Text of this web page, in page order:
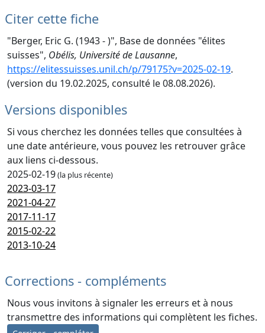
Citer cette fiche
"Berger, Eric G. (1943 - )", Base de données "élites
suisses", Obélis, Université de Lausanne,
https://elitessuisses.unil.ch/p/79175?v=2025-02-19.
(version du 19.02.2025, consulté le 08.08.2026).
Versions disponibles
Si vous cherchez les données telles que consultées à
une date antérieure, vous pouvez les retrouver grâce
aux liens ci-dessous.
2025-02-19(la plus récente)
2023-03-17
2021-04-27
2017-11-17
2015-02-22
2013-10-24
Corrections - compléments
Nous vous invitons à signaler les erreurs et à nous
transmettre des informations qui complètent les fiches.